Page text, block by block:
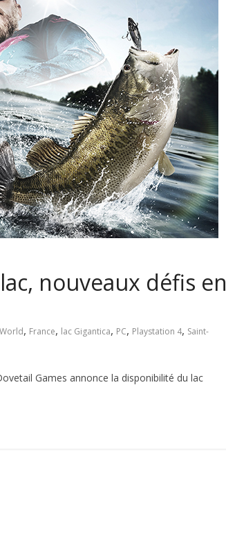
nouveaux défis en
, France, lac Gigantica, PC, Playstation 4, Saint-
Games annonce la disponibilité du lac